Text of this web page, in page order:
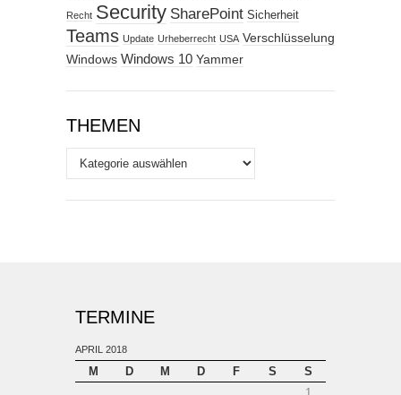
Recht Security SharePoint Sicherheit
Teams Update Urheberrecht USA Verschlüsselung
Windows Windows 10 Yammer
THEMEN
Themen
TERMINE
APRIL 2018
M D M D F S
S